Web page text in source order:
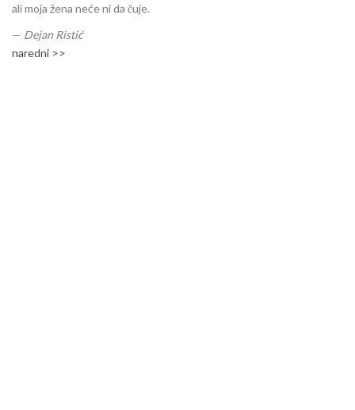
ali moja žena neće ni da čuje.
— Dejan Ristić
naredni >>